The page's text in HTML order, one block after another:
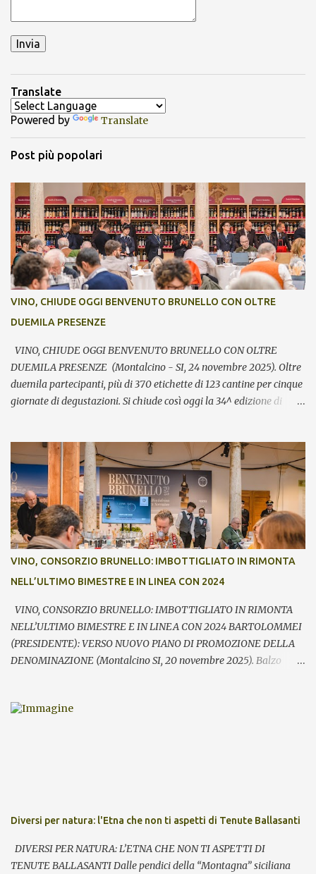
Translate
Powered by Translate
Post più popolari
VINO, CHIUDE OGGI BENVENUTO BRUNELLO CON OLTRE
DUEMILA PRESENZE
VINO, CHIUDE OGGI BENVENUTO BRUNELLO CON OLTRE
DUEMILA PRESENZE (Montalcino - SI, 24 novembre 2025). Oltre
duemila partecipanti, più di 370 etichette di 123 cantine per cinque
giornate di degustazioni. Si chiude così oggi la 34^ edizione di
Brunello di Montalcino. In assaggio nei calici, il millesimo 2021, la
Riserva 2020, il Rosso di Montalcino 2024 oltre agli altri due vini
della denominazione, il Moscadello e il Sant’Antimo, in debutto sui
mercati a partire dal 1° gennaio 2026. “Il format ibrido dell’evento
che ha visto prima la partecipazione di critica e stampa
internazionale e poi l’apertura dei banchi di assaggio al pubblico
ha registrato anche quest’anno un grande successo sia in termini di
visitatori che tra le aziende – commenta Giacomo Bartolommei,
presidente del Consorzio del vino Brunello di Montalcino -. Le
presenze ...
VINO, CONSORZIO BRUNELLO: IMBOTTIGLIATO IN RIMONTA
NELL’ULTIMO BIMESTRE E IN LINEA CON 2024
VINO, CONSORZIO BRUNELLO: IMBOTTIGLIATO IN RIMONTA
NELL’ULTIMO BIMESTRE E IN LINEA CON 2024 BARTOLOMMEI
(PRESIDENTE): VERSO NUOVO PIANO DI PROMOZIONE DELLA
DENOMINAZIONE (Montalcino SI, 20 novembre 2025). Balzo
precedente (-0,9%). Fondamentale – rileva il Consorzio del vino
dei contrassegni di Stato consegnati - sale quindi a 7,63 milioni di
pezzi imbottigliati, a fronte dei 7,69 milioni dello scorso anno.
Rilevante l’effetto traino della nuova annata, la 2021 protagonista
dell’anteprima di Montalcino, che entrerà in c...
Diversi per natura: l'Etna che non ti aspetti di Tenute Ballasanti
DIVERSI PER NATURA: L’ETNA CHE NON TI ASPETTI DI
TENUTE BALLASANTI Dalle pendici della “Montagna” siciliana